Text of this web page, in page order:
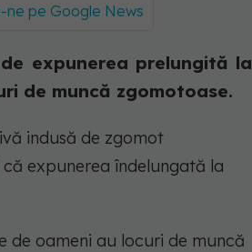
ne pe Google News
expunerea prelungită la
de muncă zgomotoase.
indusă de zgomot
expunerea îndelungată la
de oameni au locuri de muncă